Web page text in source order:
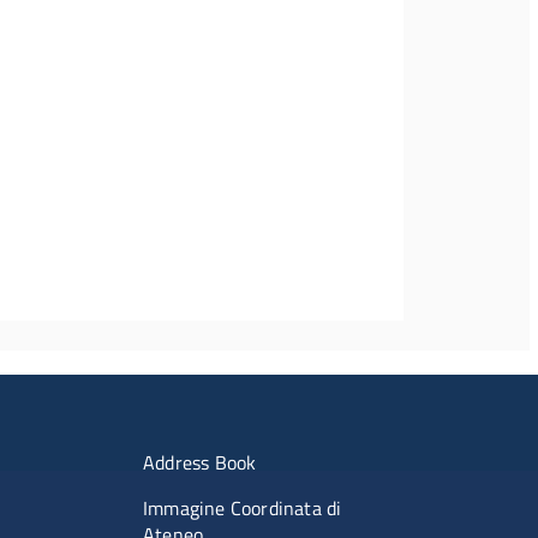
Menu portale
Address Book
Immagine Coordinata di